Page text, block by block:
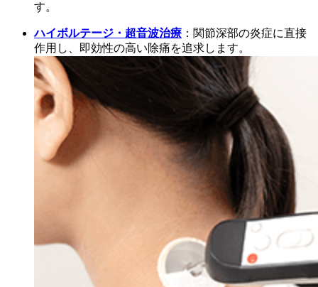
す。
ハイボルテージ・超音波治療 ：関節深部の炎症に直接
作用し、即効性の高い除痛を追求します。